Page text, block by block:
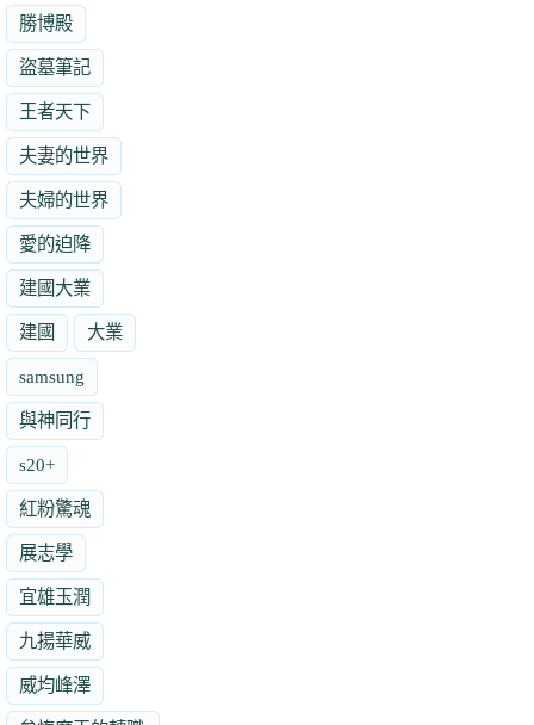
勝博殿
盜墓筆記
王者天下
夫妻的世界
夫婦的世界
愛的迫降
建國大業
建國 大業
samsung
與神同行
s20+
紅粉驚魂
展志學
宜雄玉潤
九揚華威
威均峰澤